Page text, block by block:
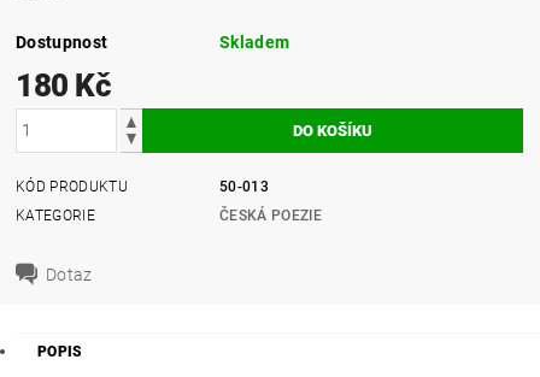
Dostupnost Skladem
180 Kč
KÓD PRODUKTU
50-013
KATEGORIE
ČESKÁ POEZIE
Dotaz
POPIS